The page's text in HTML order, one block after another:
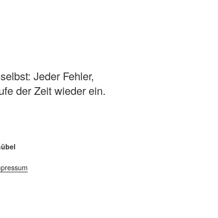
Jeder Fehler,
der Zeit wieder ein.